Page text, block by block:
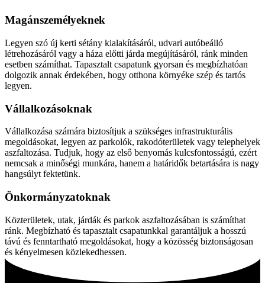
Magánszemélyeknek
Legyen szó új kerti sétány kialakításáról, udvari autóbeálló
létrehozásáról vagy a háza előtti járda megújításáról, ránk minden
esetben számíthat. Tapasztalt csapatunk gyorsan és megbízhatóan
dolgozik annak érdekében, hogy otthona környéke szép és tartós
legyen.
Vállalkozásoknak
Vállalkozása számára biztosítjuk a szükséges infrastrukturális
megoldásokat, legyen az parkolók, rakodóterületek vagy telephelyek
aszfaltozása. Tudjuk, hogy az első benyomás kulcsfontosságú, ezért
nemcsak a minőségi munkára, hanem a határidők betartására is nagy
hangsúlyt fektetünk.
Önkormányzatoknak
Közterületek, utak, járdák és parkok aszfaltozásában is számíthat
ránk. Megbízható és tapasztalt csapatunkkal garantáljuk a hosszú
távú és fenntartható megoldásokat, hogy a közösség biztonságosan
és kényelmesen közlekedhessen.